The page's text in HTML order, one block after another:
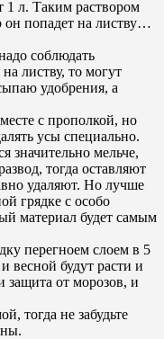
1 л. Таким раствором
он попадет на листву…
соблюдать
листву, то могут
удобрения, а
с прополкой, но
усы специально.
значительно мельче,
тогда оставляют
удаляют. Но лучше
грядке с особо
материал будет самым
перегноем слоем в 5
весной будут расти и
защита от морозов, и
тогда не забудьте